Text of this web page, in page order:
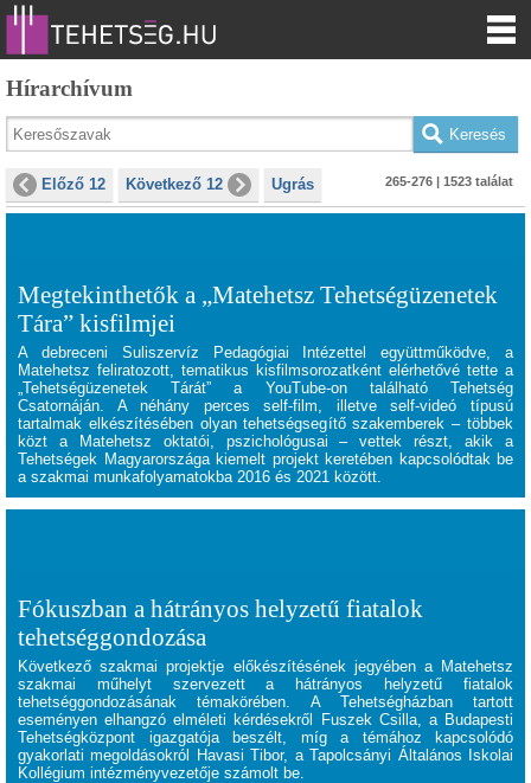
Hírarchívum
Előző 12 Következő 12 Ugrás 265-276 | 1523 találat
Megtekinthetők a „Matehetsz Tehetségüzenetek
Tára” kisfilmjei
A debreceni Suliszervíz Pedagógiai Intézettel együttműködve, a
Matehetsz feliratozott, tematikus kisfilmsorozatként elérhetővé tette a
„Tehetségüzenetek Tárát” a YouTube-on található Tehetség
Csatornáján. A néhány perces self-film, illetve self-videó típusú
tartalmak elkészítésében olyan tehetségsegítő szakemberek – többek
közt a Matehetsz oktatói, pszichológusai – vettek részt, akik a
Tehetségek Magyarországakiemelt projekt keretében kapcsolódtak be
a szakmai munkafolyamatokba 2016 és 2021 között.
Fókuszban a hátrányos helyzetű fiatalok
tehetséggondozása
Következő szakmai projektje előkészítésének jegyében a Matehetsz
szakmai műhelyt szervezett a hátrányos helyzetű fiatalok
tehetséggondozásának témakörében. A Tehetségházban tartott
eseményen elhangzó elméleti kérdésekről
Fuszek Csilla, a Budapesti
Tehetségközpont igazgatója beszélt, míg a témához kapcsolódó
gyakorlati megoldásokról
Havasi Tibor, a Tapolcsányi Általános Iskolai
Kollégium intézményvezetője számolt be.